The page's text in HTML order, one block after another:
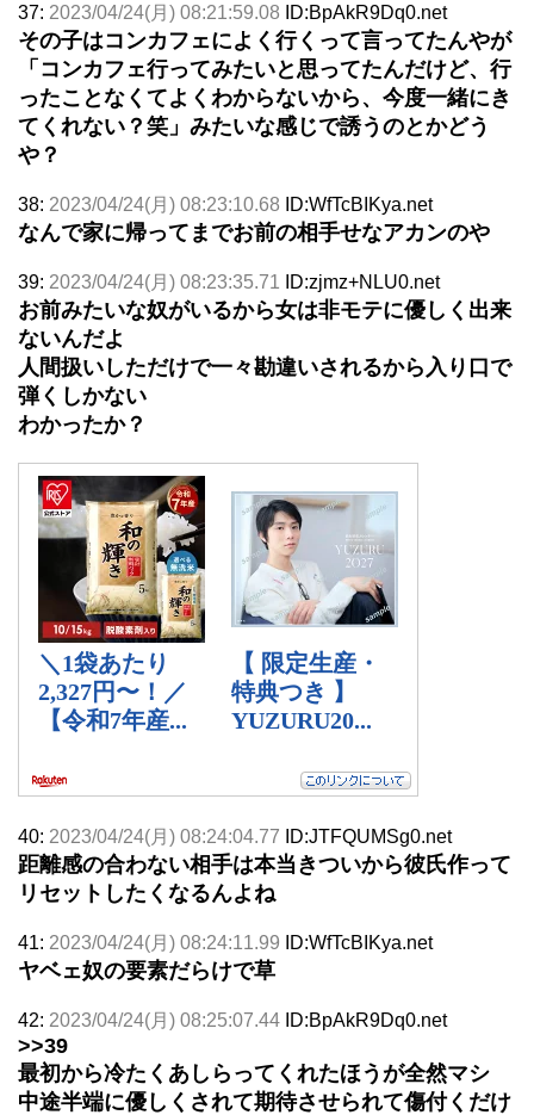
37: 2023/04/24(月) 08:21:59.08 ID:BpAkR9Dq0.net
その子はコンカフェによく行くって言ってたんやが
「コンカフェ行ってみたいと思ってたんだけど、行
ったことなくてよくわからないから、今度一緒にき
てくれない？笑」みたいな感じで誘うのとかどう
や？
38: 2023/04/24(月) 08:23:10.68 ID:WfTcBIKya.net
なんで家に帰ってまでお前の相手せなアカンのや
39: 2023/04/24(月) 08:23:35.71 ID:zjmz+NLU0.net
お前みたいな奴がいるから女は非モテに優しく出来
ないんだよ
人間扱いしただけで一々勘違いされるから入り口で
弾くしかない
わかったか？
40: 2023/04/24(月) 08:24:04.77 ID:JTFQUMSg0.net
距離感の合わない相手は本当きついから彼氏作って
リセットしたくなるんよね
41: 2023/04/24(月) 08:24:11.99 ID:WfTcBIKya.net
ヤベェ奴の要素だらけで草
42: 2023/04/24(月) 08:25:07.44 ID:BpAkR9Dq0.net
>>39
最初から冷たくあしらってくれたほうが全然マシ
中途半端に優しくされて期待させられて傷付くだけ